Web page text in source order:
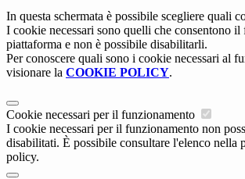
In questa schermata è possibile scegliere quali
I cookie necessari sono quelli che consentono il
piattaforma e non è possibile disabilitarli.
Per conoscere quali sono i cookie necessari al
visionare la COOKIE POLICY.
Cookie necessari per il funzionamento
I cookie necessari per il funzionamento non
disabilitati. È possibile consultare l'elenco nella
policy.